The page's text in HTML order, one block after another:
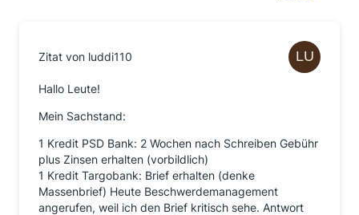
Zitat von luddi110
Hallo Leute!
Mein Sachstand:
1 Kredit PSD Bank: 2 Wochen nach Schreiben Gebühr
plus Zinsen erhalten (vorbildlich)
1 Kredit Targobank: Brief erhalten (denke
Massenbrief) Heute Beschwerdemanagement
angerufen, weil ich den Brief kritisch sehe. Antwort